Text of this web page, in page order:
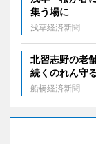
集う場に
浅草経済新聞
北習志野の老
続くのれん守
船橋経済新聞